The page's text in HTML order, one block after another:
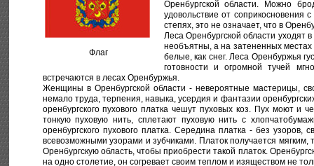
Флаг
Оренбургской области. Можно
удовольствие от
степях, это не означает, что в
Леса Оренбургской области уходят
необъятны, а на затененных
белые, как снег. Леса Оренбуржья
готовности и огромной тучей
встречаются в лесах Оренбуржья.
Женщины в Оренбургской области - невероятные мастерицы,
немало труда, терпения, навыка, усердия и фантазии
оренбургского пухового платка чешут пуховых коз. Пух моют и
тонкую пуховую нить, сплетают пуховую нить с
оренбургского пухового платка. Середина платка - без
всевозможными узорами и зубчиками. Платок получается
Оренбургскую область, чтобы приобрести такой платок.
на одно столетие, он согревает своим теплом и изяществом не